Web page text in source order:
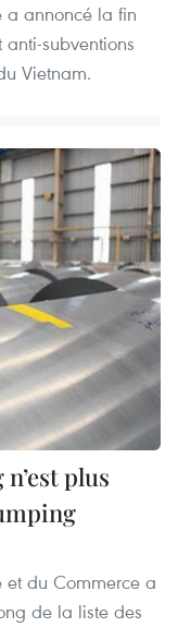
a annoncé la fin
subventions
Vietnam.
plus
et du Commerce a
de la liste des